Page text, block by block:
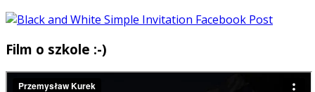
Film o szkole :-)